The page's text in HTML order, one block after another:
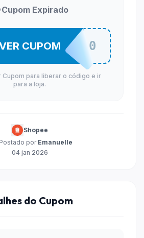
Cupom Expirado
XDGI300
CUPOM
Cupom para liberar o código e ir
para a loja.
Shopee
Postado por Emanuelle
04 jan 2026
do Cupom